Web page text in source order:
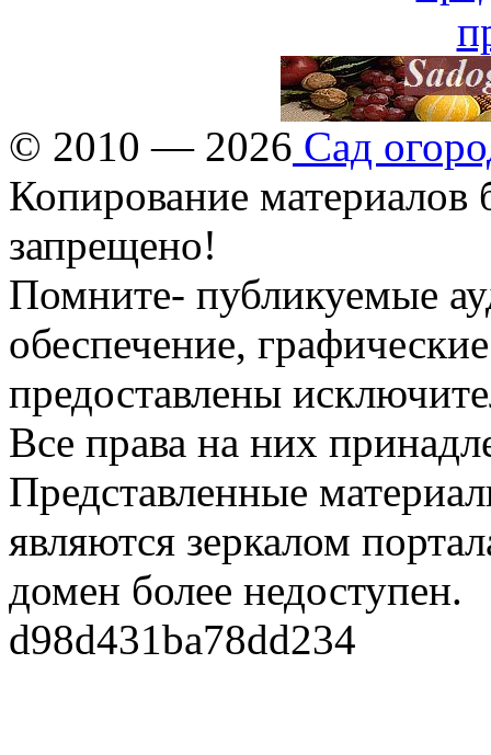
© 2010 — 2026 Сад
Копирование материалов
запрещено!
Помните- публикуемые
обеспечение,
предоставлены
Все права на них
Представленные
являются зеркалом
домен более недоступен.
d98d431ba78dd234